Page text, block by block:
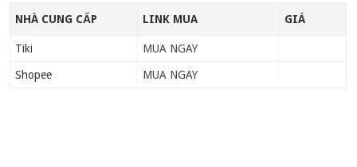
NHÀ CUNG CẤP LINK MUA GIÁ
Tiki MUA NGAY
Shopee MUA NGAY